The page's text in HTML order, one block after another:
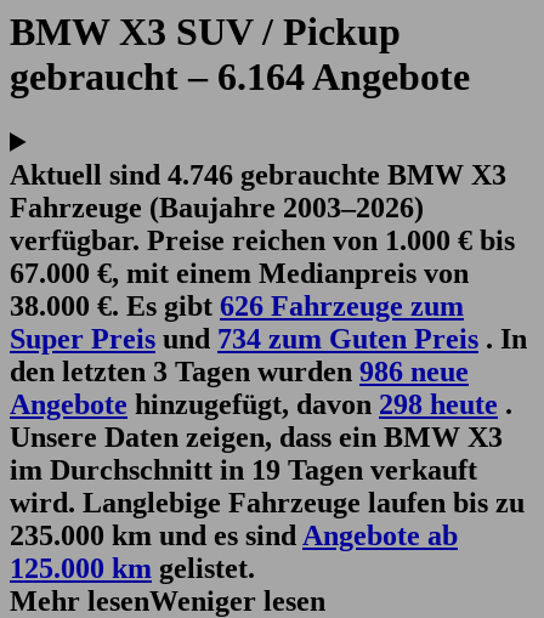
BMW X3 SUV / Pickup
gebraucht – 6.164 Angebote
Aktuell sind 4.746 gebrauchte BMW X3
Fahrzeuge (Baujahre 2003–2026)
verfügbar. Preise reichen von 1.000 € bis
67.000 €, mit einem Medianpreis von
38.000 €. Es gibt 626 Fahrzeuge zum
Super Preis und 734 zum Guten Preis . In
den letzten 3 Tagen wurden 986 neue
Angebote hinzugefügt, davon 298 heute .
Unsere Daten zeigen, dass ein BMW X3
im Durchschnitt in 19 Tagen verkauft
wird. Langlebige Fahrzeuge laufen bis zu
235.000 km und es sind Angebote ab
125.000 km gelistet.
Mehr lesenWeniger lesen